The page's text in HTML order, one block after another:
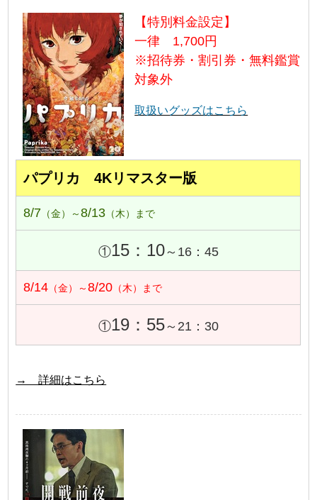
【特別料金設定】
一律 1,700円
※招待券・割引券・無料鑑賞
対象外
取扱いグッズはこちら
パプリカ 4Kリマスター版
8/7 （金）～8/13 （木）まで
①15：10～16：45
8/14 （金）～8/20 （木）まで
①19：55～21：30
→ 詳細はこちら